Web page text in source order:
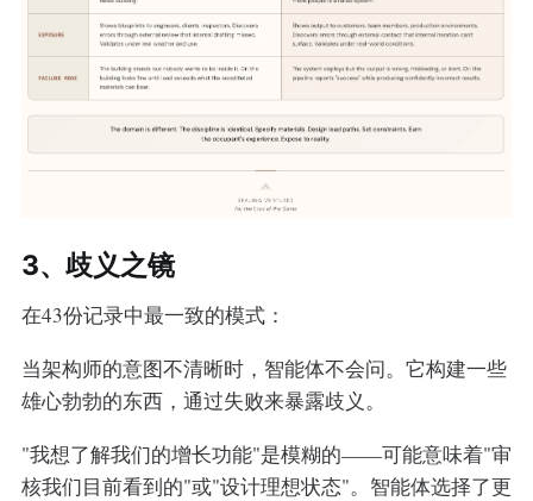
3、歧义之镜
在43份记录中最一致的模式：
当架构师的意图不清晰时，智能体不会问。它构建一些
雄心勃勃的东西，通过失败来暴露歧义。
"我想了解我们的增长功能"是模糊的——可能意味着"审
核我们目前看到的"或"设计理想状态"。智能体选择了更